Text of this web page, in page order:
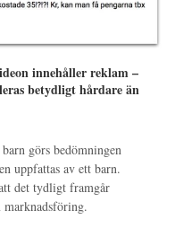
innehåller reklam –
betydligt hårdare än
görs bedömningen
uppfattas av ett barn.
det tydligt framgår